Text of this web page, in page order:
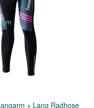
+ Lang Radhose